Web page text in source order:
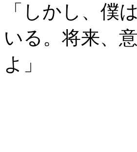
「しかし、僕
いる。将来、
よ」